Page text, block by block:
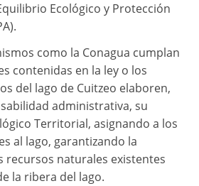
Ecológico y Protección
como la Conagua cumplan
contenidas en la ley o los
del lago de Cuitzeo elaboren,
administrativa, su
Territorial, asignando a los
al lago, garantizando la
recursos naturales existentes
la ribera del lago.